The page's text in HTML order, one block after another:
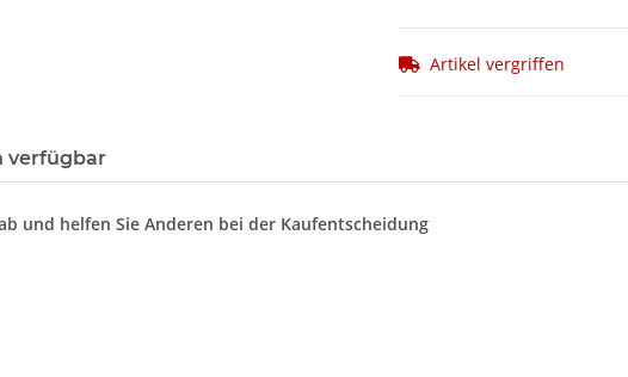
Artikel vergriffen
verfügbar
und helfen Sie Anderen bei der Kaufentscheidung